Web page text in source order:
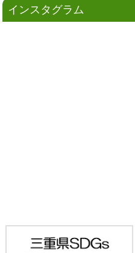
インスタグラム